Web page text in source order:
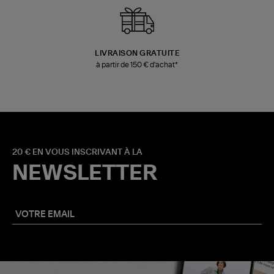
LIVRAISON GRATUITE
à partir de 150 € d'achat*
20 € EN VOUS INSCRIVANT À LA
NEWSLETTER